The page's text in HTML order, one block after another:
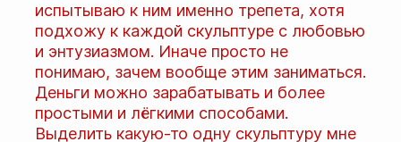
испытываю к ним именно трепета, хотя
подхожу к каждой скульптуре с любовью
и энтузиазмом. Иначе просто не
понимаю, зачем вообще этим заниматься.
Деньги можно зарабатывать и более
простыми и лёгкими способами.
Выделить какую-то одну скульптуру мне